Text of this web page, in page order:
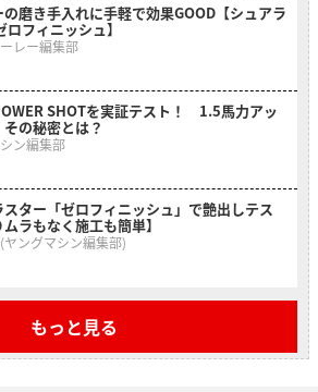
の磨き手入れに手軽で効果GOOD【シュアラ
ロフィニッシュ】
レー編集部
SHOTを実証テスト！ 1.5馬力アッ
の秘密とは？
ン編集部
スター「ゼロフィニッシュ」で艶出しテス
ムラもなく施工も簡単】
ングマシン編集部)
もっと見る